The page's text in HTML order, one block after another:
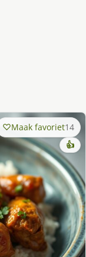
Maak favoriet14
👍